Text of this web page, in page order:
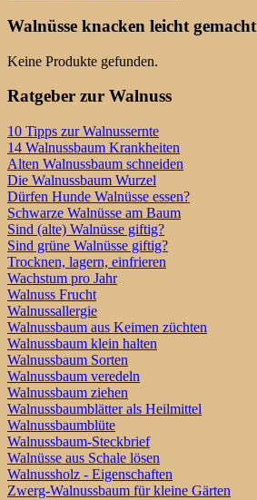
Walnüsse knacken leicht gemacht
Keine Produkte gefunden.
Ratgeber zur Walnuss
10 Tipps zur Walnussernte
14 Walnussbaum Krankheiten
Alten Walnussbaum schneiden
Die Walnussbaum Wurzel
Dürfen Hunde Walnüsse essen?
Schwarze Walnüsse am Baum
Sind (alte) Walnüsse giftig?
Sind grüne Walnüsse giftig?
Trocknen, lagern, einfrieren
Wachstum pro Jahr
Walnuss Frucht
Walnussallergie
Walnussbaum aus Keimen züchten
Walnussbaum klein halten
Walnussbaum Sorten
Walnussbaum veredeln
Walnussbaum ziehen
Walnussbaumblätter als Heilmittel
Walnussbaumblüte
Walnussbaum-Steckbrief
Walnüsse aus Schale lösen
Walnussholz - Eigenschaften
Zwerg-Walnussbaum für kleine Gärten